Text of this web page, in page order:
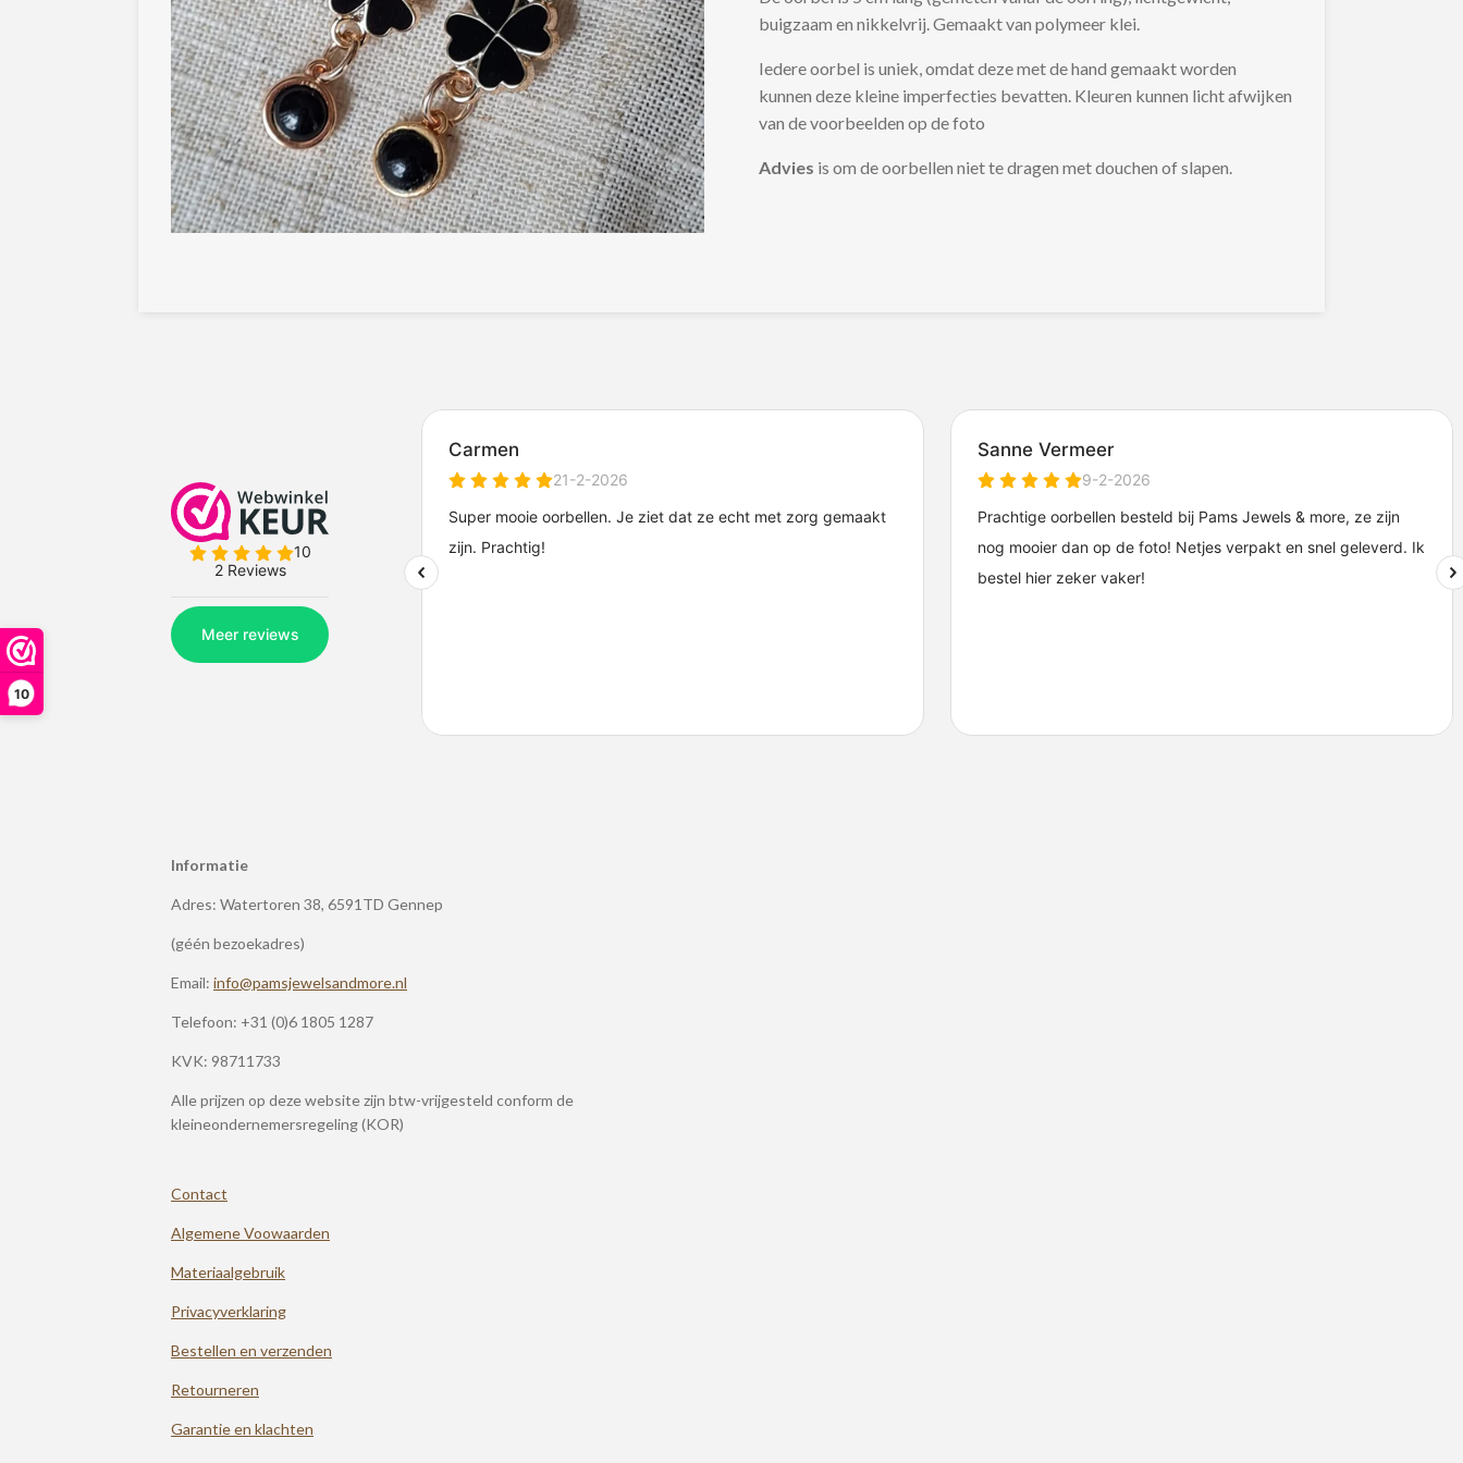
10
buigzaam en nikkelvrij. Gemaakt van polymeer klei.
Iedere oorbel is uniek, omdat deze met de hand gemaakt worden
kunnen deze kleine imperfecties bevatten. Kleuren kunnen licht afwijken
van de voorbeelden op de foto
Advies is om de oorbellen niet te dragen met douchen of slapen.
Informatie
Adres: Watertoren 38, 6591TD Gennep
(géén bezoekadres)
Email: info@pamsjewelsandmore.nl
Telefoon: +31 (0)6 1805 1287
KVK: 98711733
Alle prijzen op deze website zijn btw-vrijgesteld conform de
kleineondernemersregeling (KOR)
Contact
Algemene Voowaarden
Materiaalgebruik
Privacyverklaring
Bestellen en verzenden
Retourneren
Garantie en klachten